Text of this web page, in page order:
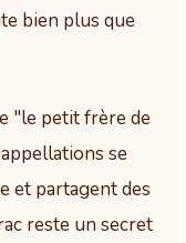
bien plus que
"le petit frère de
se
et partagent des
reste un secret